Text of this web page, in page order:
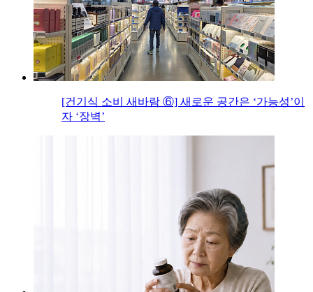
[건기식 소비 새바람 ⑥] 새로운 공간은 ‘가능성’이
자 ‘장벽’